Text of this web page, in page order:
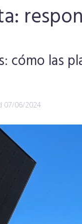
cómo las
07/06/2024